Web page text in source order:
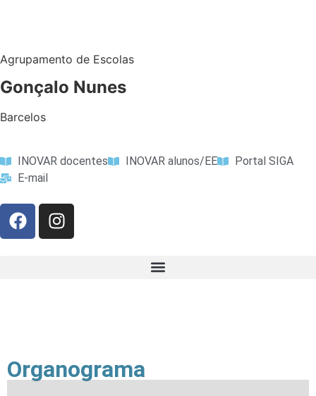
Agrupamento de Escolas
Gonçalo Nunes
Barcelos
INOVAR docentes INOVAR alunos/EE
Portal SIGA
E-mail
Organograma